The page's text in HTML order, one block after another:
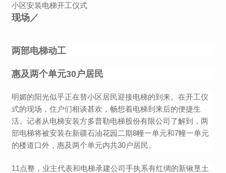
小区安装电梯开工仪式
现场／
两部电梯动工
惠及两个单元30户居民
明媚的阳光似乎正在替小区居民迎接电梯的到来。在开工仪
式的现场，住户们相谈甚欢，畅想着电梯到来后的便捷生
活。记者从电梯安装方多普勒电梯股份有限公司了解到，两
部电梯将被安装在新疆石油花园二期8幢一单元和7幢一单元
的楼道口外，惠及两个单元内共30户居民。
11点整，业主代表和电梯承建公司手执系有红绸的新锹垦土